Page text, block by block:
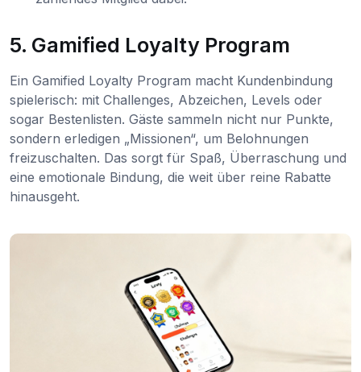
5. Gamified Loyalty Program
Ein Gamified Loyalty Program macht Kundenbindung
spielerisch: mit Challenges, Abzeichen, Levels oder
sogar Bestenlisten. Gäste sammeln nicht nur Punkte,
sondern erledigen „Missionen“, um Belohnungen
freizuschalten. Das sorgt für Spaß, Überraschung und
eine emotionale Bindung, die weit über reine Rabatte
hinausgeht.